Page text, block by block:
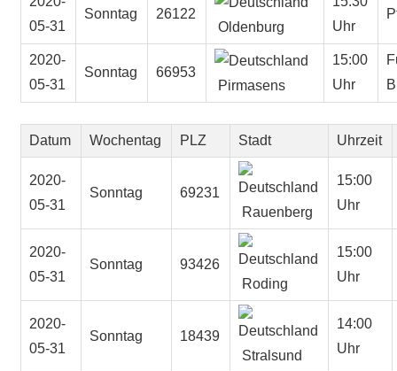
05-31
Sonntag
26122
Oldenburg
Uhr
2020-
05-31
Sonntag
66953
Pirmasens
15:00
Uhr
Datum Wochentag PLZ Stadt Uhrzeit
2020-
05-31
Sonntag
69231
Rauenberg
15:00
Uhr
2020-
05-31
Sonntag
93426
Roding
15:00
Uhr
2020-
05-31
Sonntag
18439
Stralsund
14:00
Uhr